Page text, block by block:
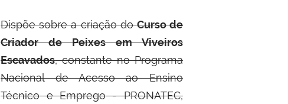
Dispõe sobre a criação doCurso de
Criador de Peixes em Viveiros
Escavados, constante no Programa
Nacional de Acesso ao Ensino
Técnico e Emprego - PRONATEC,